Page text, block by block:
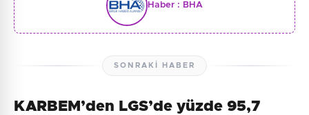
Haber : BHA
SONRAKI HABER
KARBEM’den LGS’de yüzde 95,7